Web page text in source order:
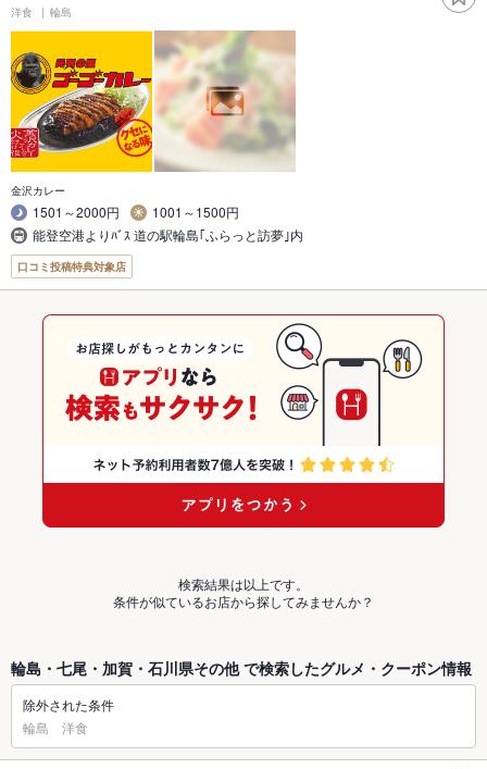
洋食 輪島
金沢カレー
1501～2000円
1001～1500円
能登空港よりﾊﾞｽ 道の駅輪島｢ふらっと訪夢｣内
口コミ投稿特典対象店
検索結果は以上です。
条件が似ているお店から探してみませんか？
輪島・七尾・加賀・石川県その他 で検索したグルメ・クーポン情報
除外された条件
輪島 洋食